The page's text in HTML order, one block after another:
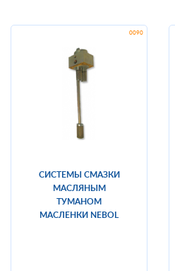
СИСТЕМЫ СМАЗКИ
МАСЛЯНЫМ
ТУМАНОМ
МАСЛЕНКИ NEBOL